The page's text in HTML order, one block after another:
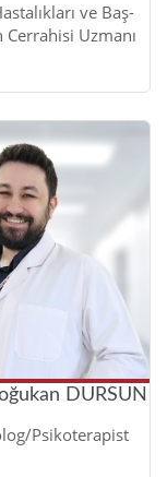
ve Baş-
Cerrahisi Uzmanı
DURSUN
Psikoterapist